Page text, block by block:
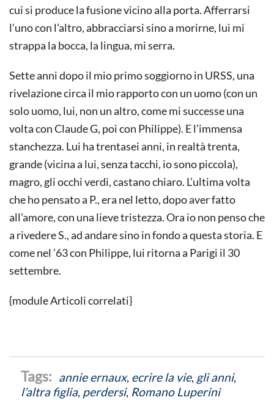
cui si produce la fusione vicino alla porta. Afferrarsi
l’uno con l’altro, abbracciarsi sino a morirne, lui mi
strappa la bocca, la lingua, mi serra.
Sette anni dopo il mio primo soggiorno in URSS, una
rivelazione circa il mio rapporto con un uomo (con un
solo uomo, lui, non un altro, come mi successe una
volta con Claude G, poi con Philippe). E l’immensa
stanchezza. Lui ha trentasei anni, in realtà trenta,
grande (vicina a lui, senza tacchi, io sono piccola),
magro, gli occhi verdi, castano chiaro. L’ultima volta
che ho pensato a P., era nel letto, dopo aver fatto
all’amore, con una lieve tristezza. Ora io non penso che
a rivedere S., ad andare sino in fondo a questa storia. E
come nel ’63 con Philippe, lui ritorna a Parigi il 30
settembre.
{module Articoli correlati}
annie ernaux, ecrire la vie, gli anni,
l’altra figlia, perdersi, Romano Luperini